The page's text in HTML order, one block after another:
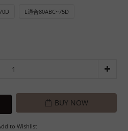
L適合80ABC~75D
BUY NOW
to Wishlist